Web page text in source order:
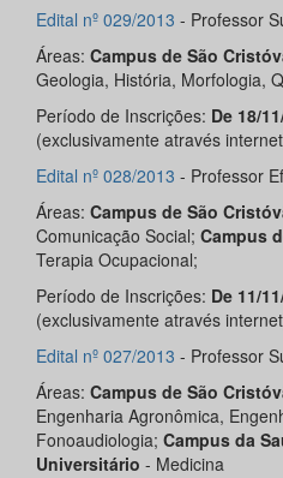
Edital nº 029/2013 - Professor
Áreas: Campus de São
Geologia, História, Morfologia,
Período de Inscrições: De 18/
(exclusivamente através
Edital nº 028/2013 - Professor
Áreas: Campus de São
Comunicação Social; Campus
Terapia Ocupacional;
Período de Inscrições: De 11/
(exclusivamente através
Edital nº 027/2013 - Professor
Áreas: Campus de São
Engenharia Agronômica,
Fonoaudiologia; Campus da
Universitário - Medicina